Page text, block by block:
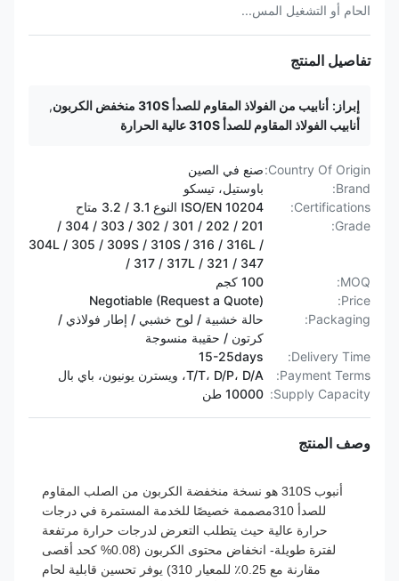
الحام أو التشغيل المس...
تفاصيل المنتج
إبراز: أنابيب من الفولاذ المقاوم للصدأ 310S منخفض الكربون
,
أنابيب الفولاذ المقاوم للصدأ 310S عالية الحرارة
Country Of Origin: صنع في الصين
Brand:
باوستيل، تيسكو
Certifications:
ISO/EN 10204 النوع 3.1 / 3.2 متاح
Grade:
201 / 202 / 301 / 302 / 303 / 304 /
304L / 305 / 309S / 310S / 316 / 316L /
317 / 317L / 321 / 347 /
MOQ:
100 كجم
Price:
Negotiable (Request a Quote)
Packaging:
حالة خشبية / لوح خشبي / إطار فولاذي /
كرتون / حقيبة منسوجة
Delivery Time:
15-25days
Payment Terms:
T/T، D/P، D/A، ويسترن يونيون، باي بال
Supply Capacity:
10000 طن
وصف المنتج
أنبوب 310S هو نسخة منخفضة الكربون من الصلب المقاوم
للصدأ 310مصممة خصيصًا للخدمة المستمرة في درجات
حرارة عالية حيث يتطلب التعرض لدرجات حرارة مرتفعة
لفترة طويلة- انخفاض محتوى الكربون (0.08% كحد أقصى
مقارنة مع 0.25٪ للمعيار 310) يوفر تحسين قابلية لحام